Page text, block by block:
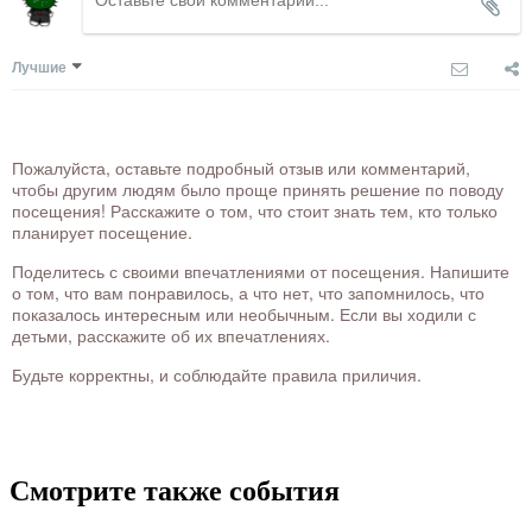
Лучшие
Пожалуйста, оставьте подробный отзыв или комментарий,
чтобы другим людям было проще принять решение по поводу
посещения! Расскажите о том, что стоит знать тем, кто только
планирует посещение.
Поделитесь с своими впечатлениями от посещения. Напишите
о том, что вам понравилось, а что нет, что запомнилось, что
показалось интересным или необычным. Если вы ходили с
детьми, расскажите об их впечатлениях.
Будьте корректны, и соблюдайте правила приличия.
Смотрите также события